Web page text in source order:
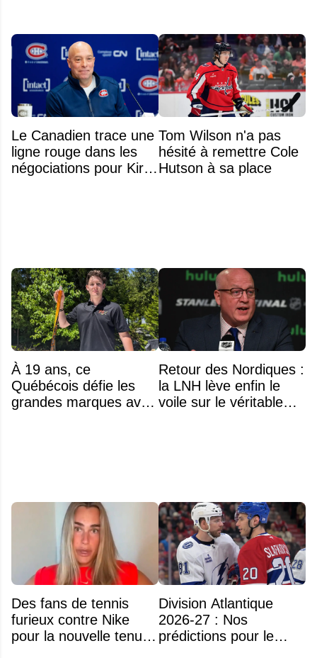
Le Canadien trace une
ligne rouge dans les
négociations pour Kirill
Tom Wilson n'a pas
hésité à remettre Cole
Hutson à sa place
À 19 ans, ce
Québécois défie les
grandes marques avec
Retour des Nordiques :
la LNH lève enfin le
voile sur le véritable
Des fans de tennis
furieux contre Nike
pour la nouvelle tenue
Division Atlantique
2026-27 : Nos
prédictions pour le